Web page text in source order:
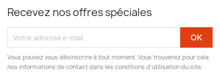
Recevez nos offres spéciales
Vous pouvez vous désinscrire à tout moment. Vous trouverez pour cela
nos informations de contact dans les conditions d'utilisation du site.